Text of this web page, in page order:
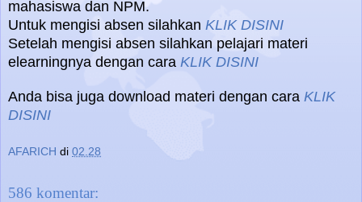
mahasiswa dan NPM.
Untuk mengisi absen silahkan KLIK DISINI
Setelah mengisi absen silahkan pelajari materi
elearningnya dengan cara KLIK DISINI
Anda bisa juga download materi dengan cara KLIK
DISINI
AFARICH di 02.28
586 komentar: